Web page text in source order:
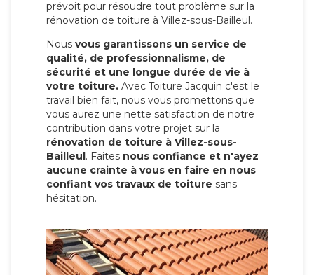
prévoit pour résoudre tout problème sur la
rénovation de toiture à Villez-sous-Bailleul.
Nous vous garantissons un service de
qualité, de professionnalisme, de
sécurité et une longue durée de vie à
votre toiture. Avec Toiture Jacquin c'est le
travail bien fait, nous vous promettons que
vous aurez une nette satisfaction de notre
contribution dans votre projet sur la
rénovation de toiture à Villez-sous-
Bailleul. Faites nous confiance et n'ayez
aucune crainte à vous en faire en nous
confiant vos travaux de toiture sans
hésitation.